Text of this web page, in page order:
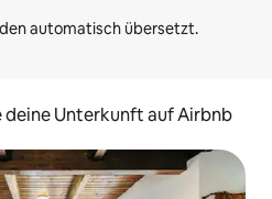
deine Unterkunft auf Airbnb